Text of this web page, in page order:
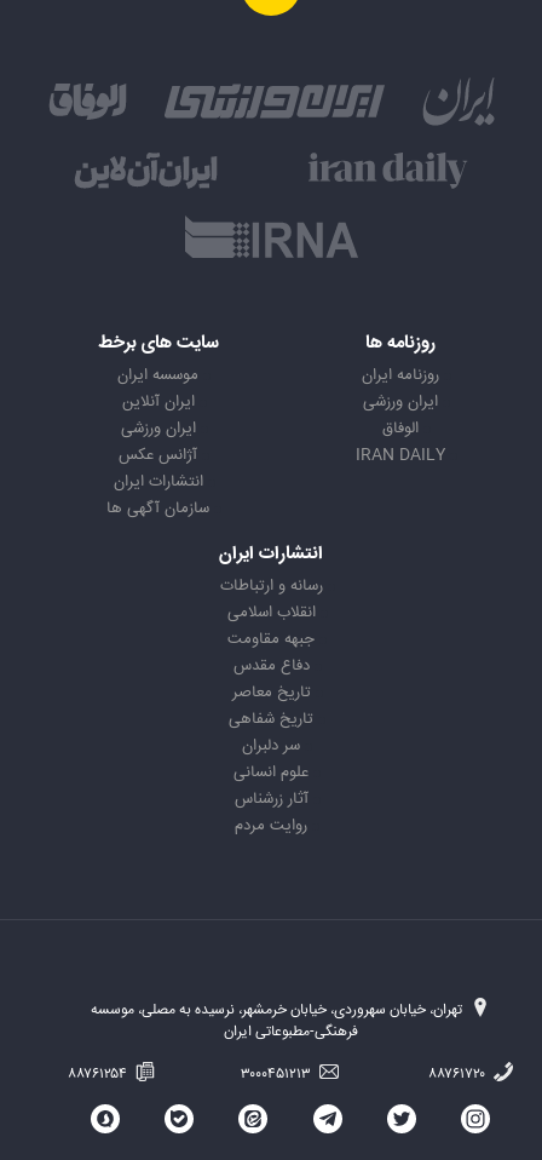
روزنامه ها
روزنامه ایران
ایران ورزشی
الوفاق
IRAN DAILY
سایت های برخط
موسسه ایران
ایران آنلاین
ایران ورزشی
آژانس عکس
انتشارات ایران
سازمان آگهی ها
انتشارات ایران
رسانه و ارتباطات
انقلاب اسلامی
جبهه مقاومت
دفاع مقدس
تاریخ معاصر
تاریخ شفاهی
سر دلبران
علوم انسانی
آثار زرشناس
روایت مردم
تهران، خیابان سهروردی، خیابان خرمشهر، نرسیده به مصلی، موسسه
فرهنگی-مطبوعاتی ایران